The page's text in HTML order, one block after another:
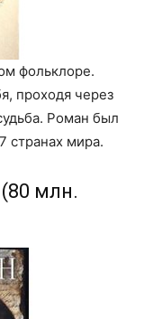
фольклоре.
проходя через
Роман был
странах мира.
млн.